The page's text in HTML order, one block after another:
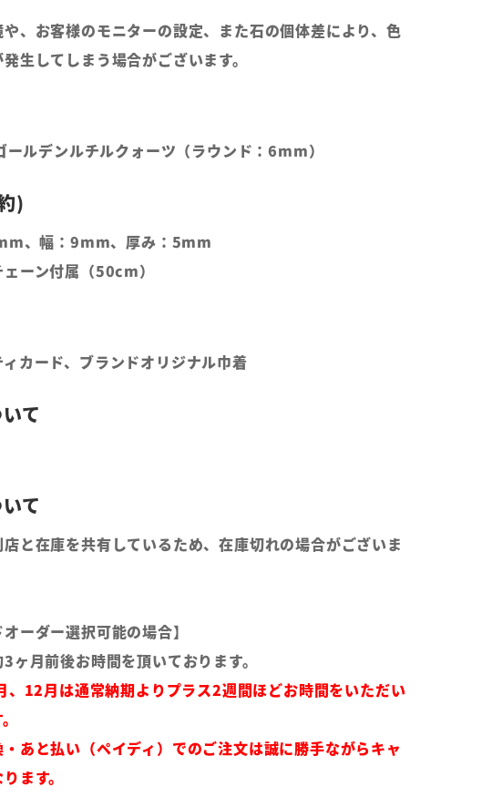
、お客様のモニターの設定、また石の個体差により、色
生してしまう場合がございます。
ルデンルチルクォーツ（ラウンド：6mm）
、幅：9mm、厚み：5mm
ーン付属（50cm）
カード、ブランドオリジナル巾着
と在庫を共有しているため、在庫切れの場合がございま
オーダー選択可能の場合】
3ヶ月前後お時間を頂いております。
、12月は通常納期よりプラス2週間ほどお時間をいただい
・あと払い（ペイディ）でのご注文は誠に勝手ながらキャ
ます。